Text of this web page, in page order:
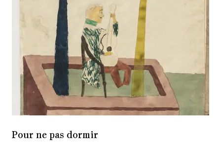
Pour ne pas dormir